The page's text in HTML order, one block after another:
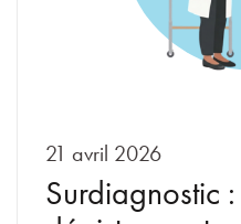
21 avril 2026
Surdiagnostic